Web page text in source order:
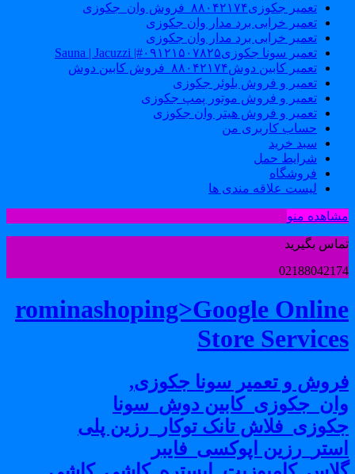
تعمیر جکوزی۸۸۰۴۲۱۷۴_فروش وان_جکوزی
تعمیر خرابی برد مدار وان جکوزی
تعمیر خرابی برد مدار وان جکوزی
تعمیر سونا جکوزی۰۹۱۲۱۵۰۷۸۲۵#| Sauna | Jacuzzi
تعمیر کابین دوش۸۸۰۴۲۱۷۴_فروش کابین دوش
تعمیر و فروش بلوئر جکوزی
تعمیر و فروش موتور پمپ جکوزی
تعمیر و فروش هیتر وان جکوزی
حساب کاربری من
سبد خرید
شرایط حمل
فروشگاه
لیست علاقه مندی ها
منو
بگیرید
rominashoping>Google
Store
و تعمیر سونا جکوزی,
دوش_سونا
تانک توکار_رزین پلی
اپوکسی_فایبر